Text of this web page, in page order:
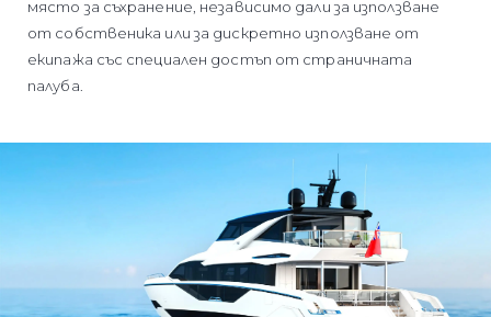
място за съхранение, независимо дали за използване
от собственика или за дискретно използване от
екипажа със специален достъп от страничната
палуба.